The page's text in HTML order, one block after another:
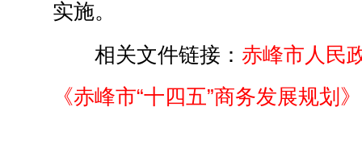
实施。
相关文件链接： 赤峰市人民
《赤峰市“十四五”商务发展规划